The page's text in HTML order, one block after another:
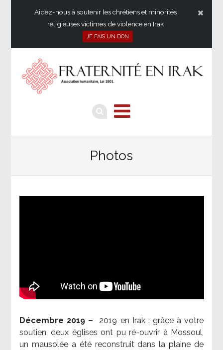
Aidez-nous à soutenir les chrétiens et minorités
religieuses victimes de violence en Irak
JE FAIS UN DON
Photos
Décembre 2019 – 2019 en Irak : grâce à votre
soutien, deux églises ont pu ré-ouvrir à Mossoul,
un mausolée a été reconstruit dans la plaine de